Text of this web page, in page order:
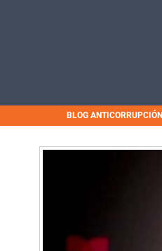
BLOG ANTICORRUPCIÓN